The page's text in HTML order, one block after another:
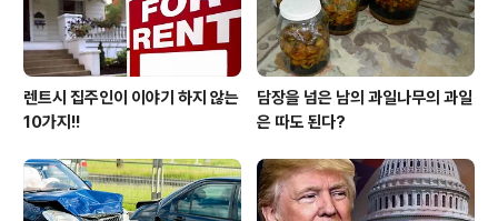
렌트시 집주인이 이야기 하지 않는
10가지!!
담장을 넘은 남의 과일나무의 과일
은 따도 된다?